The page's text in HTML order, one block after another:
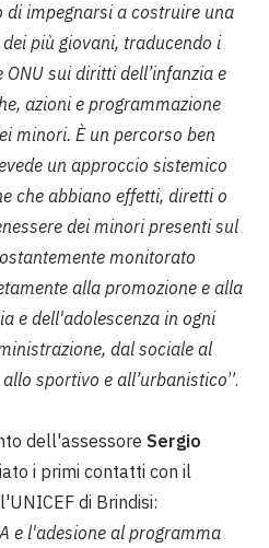
impegnarsi a costruire una
più giovani, traducendo i
sui diritti dell’infanzia e
azioni e programmazione
minori. È un percorso ben
un approccio sistemico
che abbiano effetti, diretti o
dei minori presenti sul
monitorato
alla promozione e alla
e dell'adolescenza in ogni
dal sociale al
sportivo e all’urbanistico”.
dell'assessore Sergio
i primi contatti con il
di Brindisi:
e l'adesione al programma